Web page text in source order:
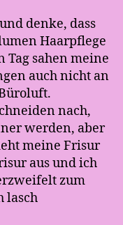
denke, dass
Haarpflege
Tag sahen meine
auch nicht an
nach,
werden, aber
meine Frisur
aus und ich
zum
lasch